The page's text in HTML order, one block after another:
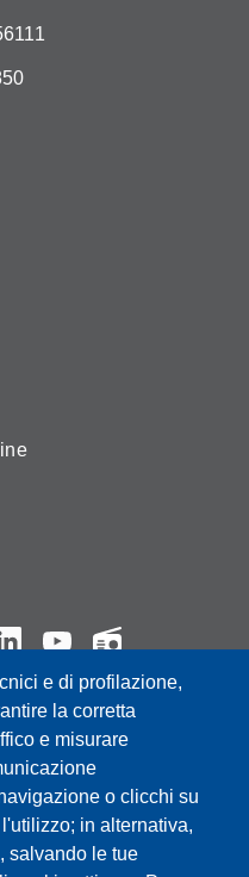
e di profilazione,
la corretta
e misurare
o clicchi su
in alternativa,
salvando le tue
Processuali:
41121 Modena, Tel. 059